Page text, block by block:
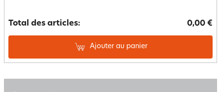
Total des articles: 0,00 €
Ajouter au panier